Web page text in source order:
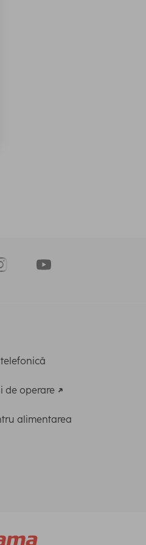
de operare
alimentarea